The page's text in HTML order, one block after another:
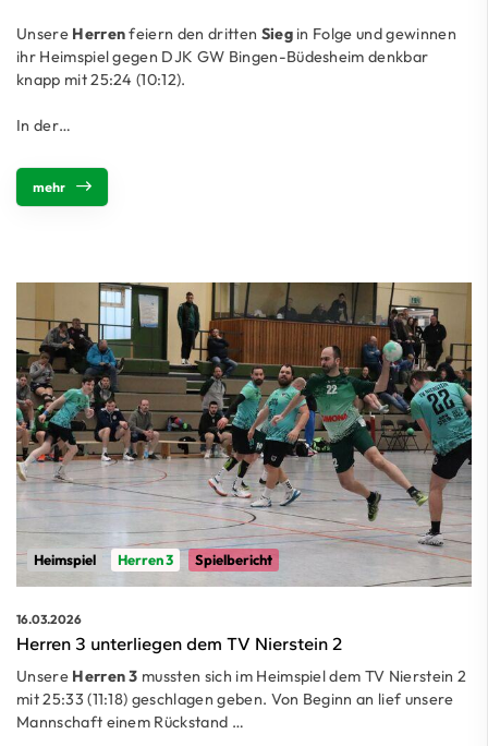
Unsere Herrenfeiern den dritten Siegin Folge und gewinnen
ihr Heimspiel gegen DJK GW Bingen-Büdesheim denkbar
knapp mit 25:24 (10:12).
In der…
mehr
Heimspiel Herren 3 Spielbericht
16.03.2026
Herren 3 unterliegen dem TV Nierstein 2
Unsere Herren 3 mussten sich im Heimspiel dem TV Nierstein 2
mit 25:33 (11:18) geschlagen geben. Von Beginn an lief unsere
Mannschaft einem Rückstand …